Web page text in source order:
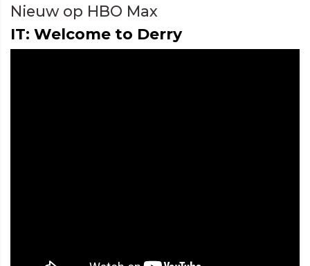
Nieuw op HBO Max
IT: Welcome to Derry